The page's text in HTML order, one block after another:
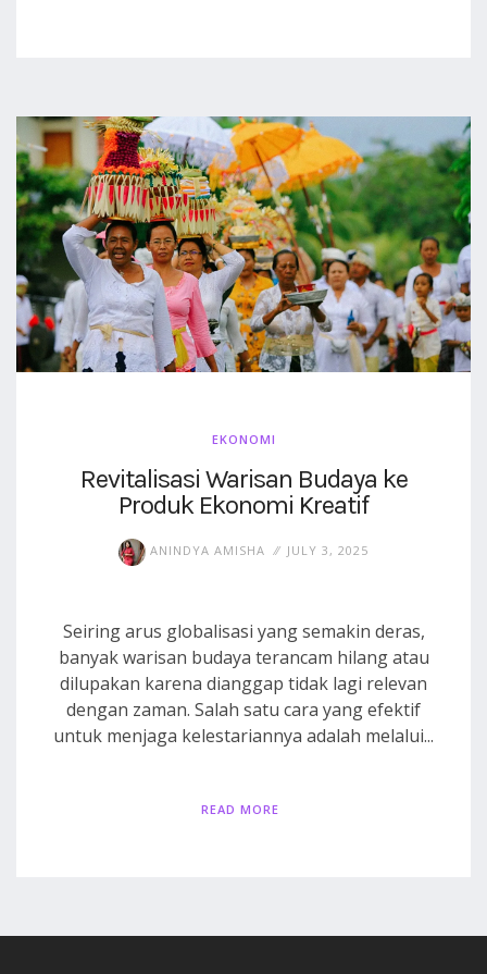
EKONOMI
Revitalisasi Warisan Budaya ke
Produk Ekonomi Kreatif
ANINDYA AMISHA JULY 3, 2025
Seiring arus globalisasi yang semakin deras,
banyak warisan budaya terancam hilang atau
dilupakan karena dianggap tidak lagi relevan
dengan zaman. Salah satu cara yang efektif
untuk menjaga kelestariannya adalah melalui...
READ MORE